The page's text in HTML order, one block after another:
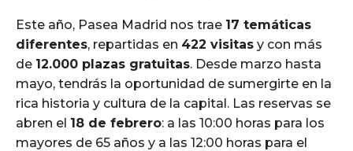
Este año, Pasea Madrid nos trae 17 temáticas
diferentes, repartidas en 422 visitas y con más
de 12.000 plazas gratuitas. Desde marzo hasta
mayo, tendrás la oportunidad de sumergirte en la
rica historia y cultura de la capital. Las reservas se
abren el 18 de febrero: a las 10:00 horas para los
mayores de 65 años y a las 12:00 horas para el